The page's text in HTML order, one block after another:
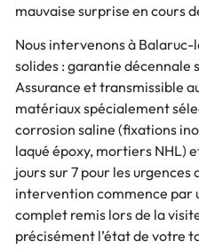
mauvaise surprise en cours
Nous intervenons à
solides : garantie décennale
Assurance et transmissible
matériaux spécialement
corrosion saline (fixations
laqué époxy, mortiers NHL)
jours sur 7 pour les urgences
intervention commence par
complet remis lors de la
précisément l’état de votre